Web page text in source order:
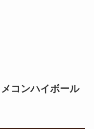
コンハイボール